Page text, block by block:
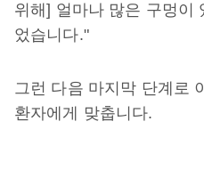
위해] 얼마나 많은 구멍이
었습니다."
그런 다음 마지막 단계로
환자에게 맞춥니다.